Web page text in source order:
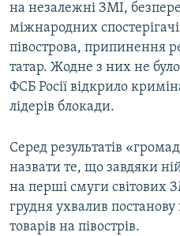
на незалежні ЗМІ,
міжнародних
півострова, припинення
татар. Жодне з них не
ФСБ Росії відкрило
лідерів блокади.
Серед результатів
назвати те, що завдяки
на перші смуги світових
грудня ухвалив
товарів на півострів.